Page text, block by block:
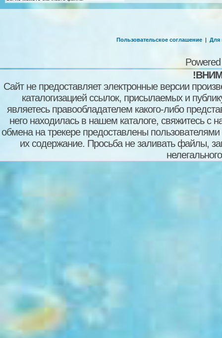
Пользовательское соглашение | Для
Сайт не предоставляет электронные версии
каталогизацией ссылок, присылаемых и
являетесь правообладателем какого-либо
него находилась в нашем каталоге, свяжитесь
обмена на трекере предоставлены пользователями
их содержание. Просьба не заливать файлы,